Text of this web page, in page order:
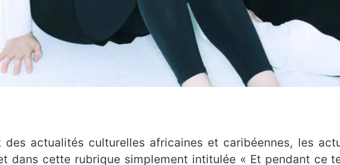
actualités culturelles africaines et caribéennes, les
dans cette rubrique simplement intitulée « Et pendant ce